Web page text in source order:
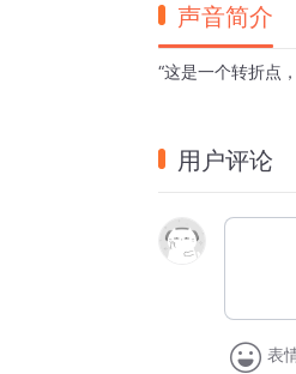
声音简介
“这是一个转折点
用户评论
表